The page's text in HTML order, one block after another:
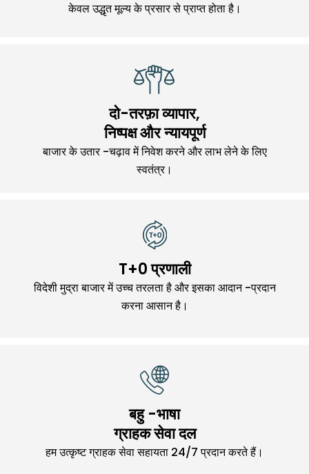
केवल उद्धृत मूल्य के प्रसार से प्राप्त होता है।
दो-तरफ़ा व्यापार,
निष्पक्ष और न्यायपूर्ण
बाजार के उतार -चढ़ाव में निवेश करने और लाभ लेने के लिए
स्वतंत्र।
T+0 प्रणाली
विदेशी मुद्रा बाजार में उच्च तरलता है और इसका आदान -प्रदान
करना आसान है।
बहु -भाषा
ग्राहक सेवा दल
हम उत्कृष्ट ग्राहक सेवा सहायता 24/7 प्रदान करते हैं।